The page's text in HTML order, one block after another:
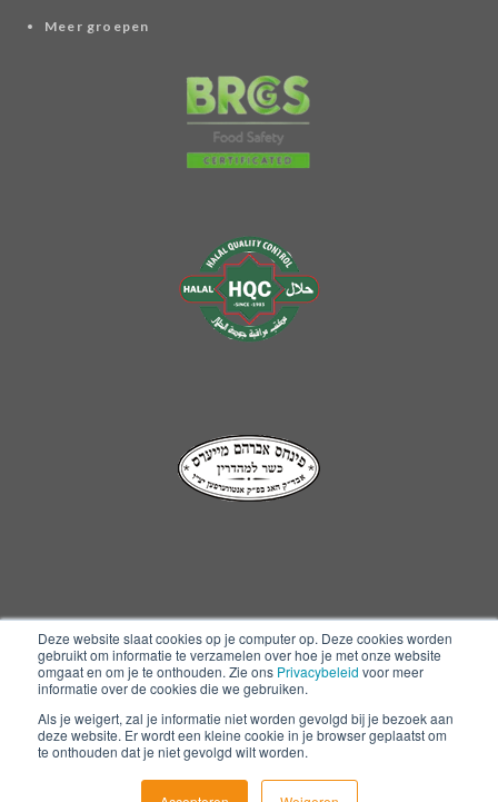
Deze website slaat cookies op je computer op. Deze cookies worden
gebruikt om informatie te verzamelen over hoe je met onze website
omgaat en om je te onthouden. Zie ons Privacybeleid voor meer
informatie over de cookies die we gebruiken.
Als je weigert, zal je informatie niet worden gevolgd bij je bezoek aan
deze website. Er wordt een kleine cookie in je browser geplaatst om
te onthouden dat je niet gevolgd wilt worden.
Meer groepen
Copyright © 2026 Snick Euroingredients
Privacy Policy Disclaimer
Cookies Policy
Algemene verkoopsvoorwaarden
Whistleblower
Website Powered by:leadstreet